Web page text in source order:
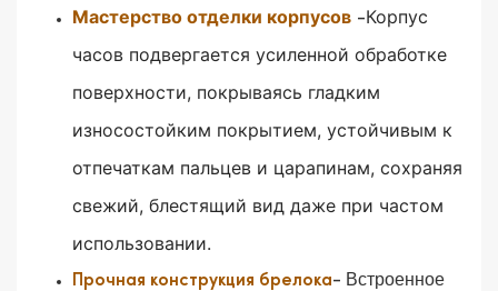
Мастерство отделки корпусов -Корпус
часов подвергается усиленной обработке
поверхности, покрываясь гладким
износостойким покрытием, устойчивым к
отпечаткам пальцев и царапинам, сохраняя
свежий, блестящий вид даже при частом
использовании.
Прочная конструкция брелока- Встроенное